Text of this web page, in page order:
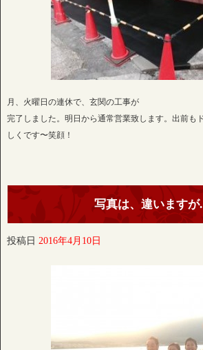
月、火曜日の連休で、玄関の工事が
完了しました。明日から通常営業致します。出前も
しくです〜笑顔！
写真は、違います
投稿日 2016年4月10日